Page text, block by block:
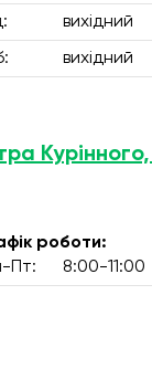
вихідний
вихідний
роботи:
Пт:
8:00-11:00